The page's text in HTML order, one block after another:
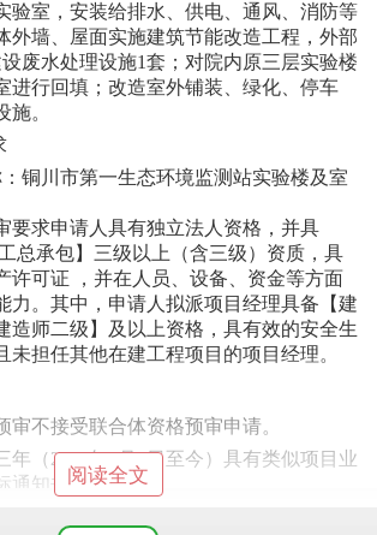
验室，安装给排水、供电、通风、消防等
外墙、屋面实施建筑节能改造工程，外部
废水处理设施1套；对院内原三层实验楼
进行回填；改造室外铺装、绿化、停车
。
铜川市第一生态环境监测站实验楼及室
要求申请人具有独立法人资格，并具
总承包】三级以上（含三级）资质，具
许可证 ，并在人员、设备、资金等方面
力。其中， 申请人 拟派项目 经理具备【建
造师二级】及以上资格，具有效的安全生
未担任其他在建工程项目的项目经理。
审不接受联合体资格预审申请。
年（2020年1月1日至今）具有类似项目业
通知书为准；
阅读全文